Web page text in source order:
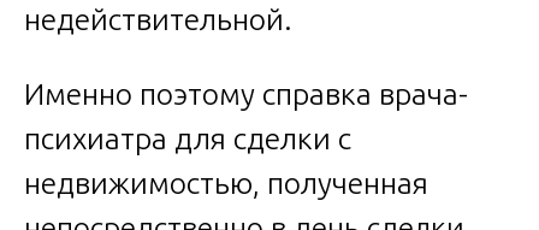
недействительной.
Именно поэтому справка врача-
психиатра для сделки с
недвижимостью, полученная